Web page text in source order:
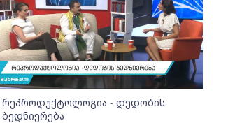
რეპროდუქტოლოგია - დედობის
ბედნიერება